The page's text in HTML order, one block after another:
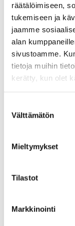
räätälöimiseen,
tukemiseen ja
jaamme
alan
sivustoamme.
tietoja muihin
kerätty, kun olet
valinta
Välttämätön
Mieltymykset
Tilastot
Markkinointi
TkT Ilkka
Chain
14.11.2014
Kurtén-
Väitöskirjan
Opens in a